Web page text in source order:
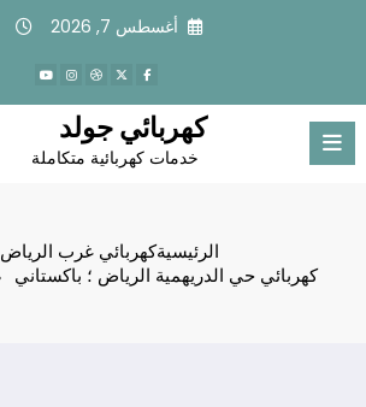
أغسطس 7, 2026
كهربائي جولد
خدمات كهربائية متكاملة
الرئيسيةكهربائي غرب الرياض
كهربائي حي الدريهمية الرياض ؛ باكستاني 0558623942